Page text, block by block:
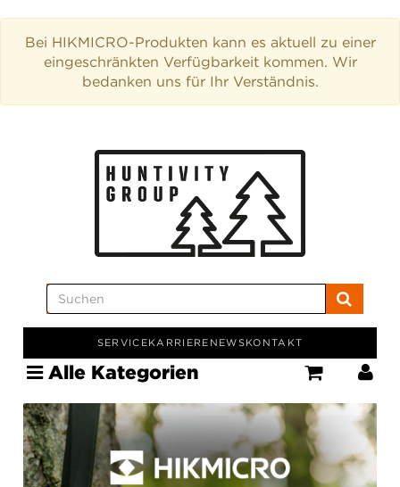
Bei HIKMICRO-Produkten kann es aktuell zu einer
eingeschränkten Verfügbarkeit kommen. Wir
bedanken uns für Ihr Verständnis.
SERVICEKARRIERE NEWSKONTAKT
Alle Kategorien